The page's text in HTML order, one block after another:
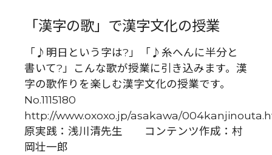
「漢字の歌」で漢字文化の授業
「♪明日という字は?」「♪糸へんに半分と
書いて?」こんな歌が授業に引き込みます。漢
字の歌作りを楽しむ漢字文化の授業です。
No.1115180
http://www.oxoxo.jp/asakawa/
原実践：浅川清先生 コンテンツ作成：村
岡壮一郎